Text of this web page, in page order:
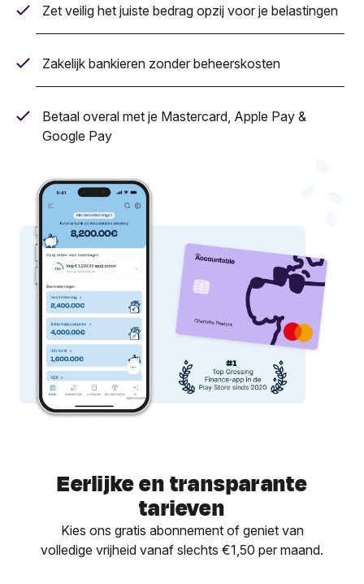
Zet veilig het juiste bedrag opzij voor je belastingen
Zakelijk bankieren zonder beheerskosten
Betaal overal met je Mastercard, Apple Pay &
Google Pay
Eerlijke en transparante
tarieven
Kies ons gratis abonnement of geniet van
volledige vrijheid vanaf slechts €1,50 per maand.